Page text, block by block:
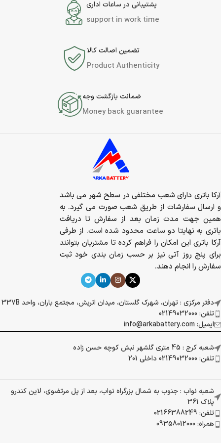
پشتیبانی در ساعات اداری
support in work time
تضمین اصالت کالا
Product Authenticity
ضمانت بازگشت وجه
Money back guarantee
آرکا باتری دارای شعب مختلفی در سطح شهر می باشد
و ارسال سفارشات از طریق شعب صورت می گیرد. به
همین جهت مدت زمان بعد از سفارش تا دریافت
باتری به نهایتا دو ساعت محدود شده است. از طرفی
آرکا باتری این امکان را فراهم کرده تا مشتریان بتوانند
برای پنج روز آتی نیز بر حسب زمان بندی خود ثبت
سفارش را انجام دهند.
دفتر مرکزی : تهران، شهرک گلستان، میدان اتریش، مجتمع باران، واحد 337B
تلفن: 02149032000
ایمیل: info@arkabattery.com
شعبه کرج : 45 متری گلشهر نبش کوچه حسن زاده
تلفن: 02149032000 داخلی 201
شعبه نواب : جنوب به شمال بزرگراه نواب، بعد از پل مرتضوی، لاین کندرو
پلاک 361
تلفن: 02166388249
همراه: 09358012000